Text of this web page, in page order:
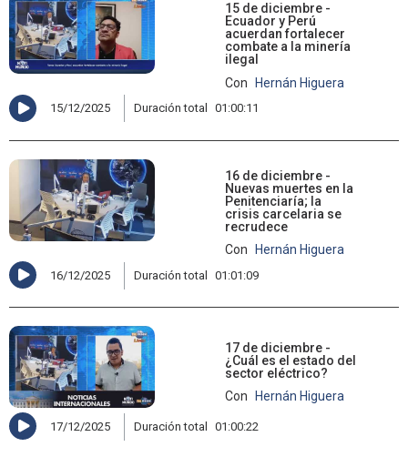
15 de diciembre -
Ecuador y Perú
acuerdan fortalecer
combate a la minería
ilegal
Con
Hernán Higuera
15/12/2025 Duración total 01:00:11
16 de diciembre -
Nuevas muertes en la
Penitenciaría; la
crisis carcelaria se
recrudece
Con
Hernán Higuera
16/12/2025 Duración total 01:01:09
17 de diciembre -
¿Cuál es el estado del
sector eléctrico?
Con
Hernán Higuera
17/12/2025 Duración total 01:00:22